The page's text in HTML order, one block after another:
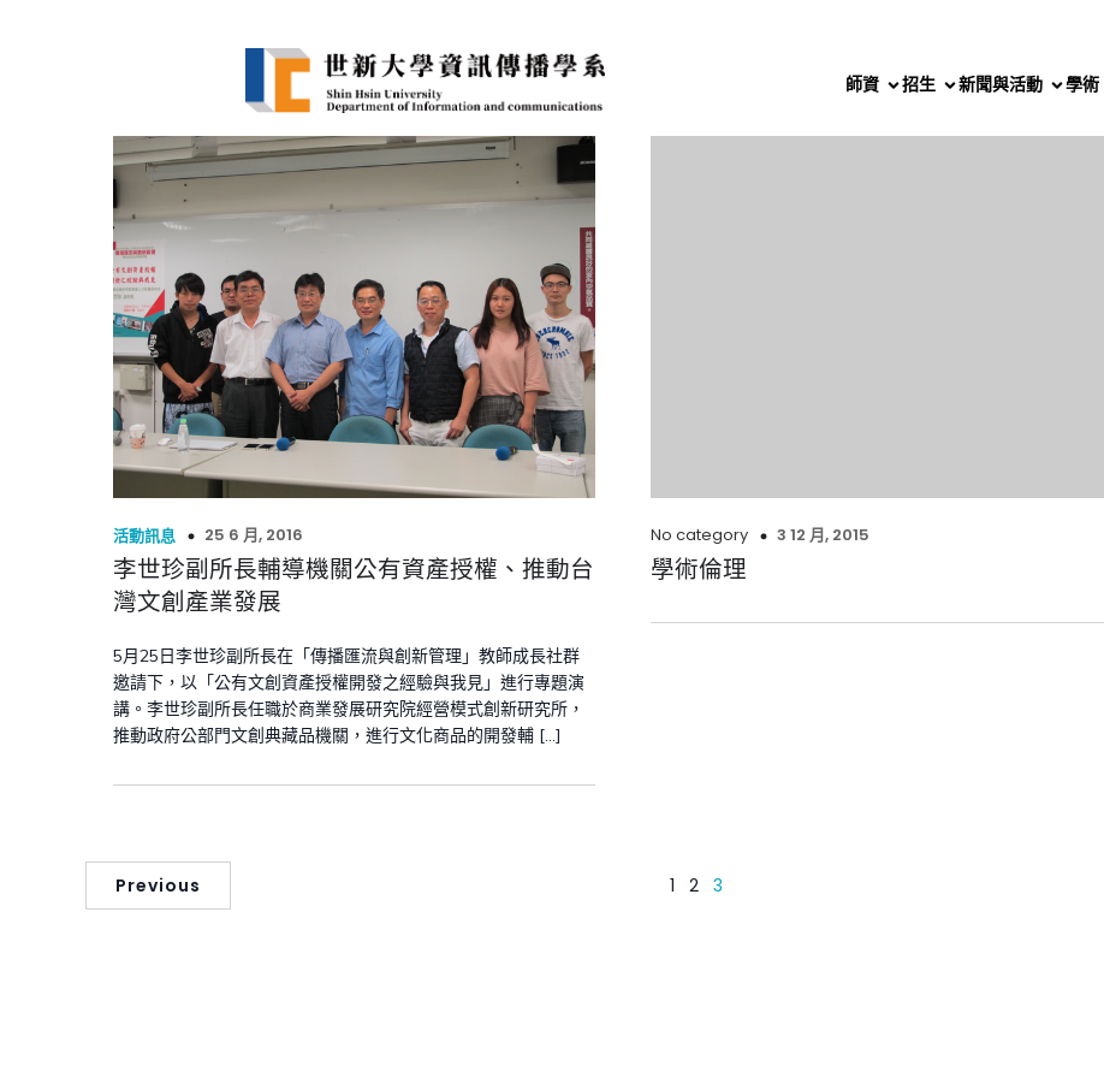
師資 招生 新聞與活動 學術
活動訊息 25 6 月, 2016
李世珍副所長輔導機關公有資產授權、推動台
灣文創產業發展
5月25日李世珍副所長在「傳播匯流與創新管理」教師成長社群
邀請下，以「公有文創資產授權開發之經驗與我見」進行專題演
講。李世珍副所長任職於商業發展研究院經營模式創新研究所，
推動政府公部門文創典藏品機關，進行文化商品的開發輔 […]
No category 3 12 月, 2015
學術倫理
Previous 1 2 3